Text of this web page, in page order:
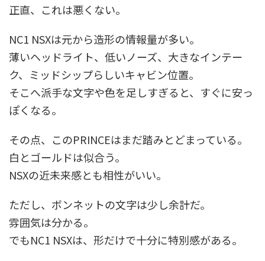
正直、これは悪くない。
NC1 NSXは元から造形の情報量が多い。
薄いヘッドライト、低いノーズ、大きなインテー
ク、ミッドシップらしいキャビン位置。
そこへ派手な文字や色を足しすぎると、すぐに安っ
ぽくなる。
その点、このPRINCEはまだ踏みとどまっている。
白とゴールドは似合う。
NSXの近未来感とも相性がいい。
ただし、ボンネットの文字は少し余計だ。
雰囲気は分かる。
でもNC1 NSXは、形だけで十分に特別感がある。